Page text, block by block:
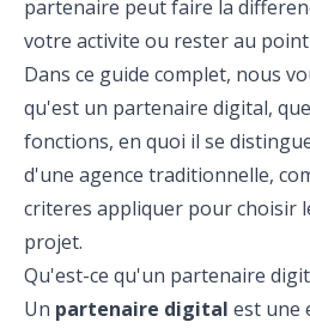
partenaire peut faire la
votre activite ou rester au
Dans ce guide complet, nous
qu'est un partenaire digital,
fonctions, en quoi il se
d'une agence traditionnelle,
criteres appliquer pour choisir
projet.
Qu'est-ce qu'un partenaire
Un partenaire digital est une